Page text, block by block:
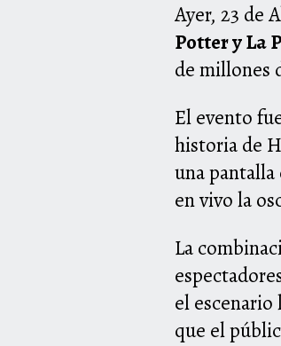
Ayer, 23 de
Potter y La
de millones
El evento
historia de
una
en vivo la
La
el
que el